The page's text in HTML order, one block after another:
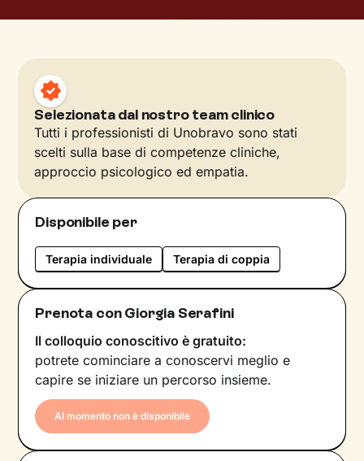
Selezionata dal nostro team clinico
Tutti i professionisti di Unobravo sono stati
scelti sulla base di competenze cliniche,
approccio psicologico ed empatia.
Disponibile per
Terapia individuale Terapia di coppia
Prenota con Giorgia Serafini
Il colloquio conoscitivo è gratuito:
potrete cominciare a conoscervi meglio e
capire se iniziare un percorso insieme.
Al momento non è disponibile